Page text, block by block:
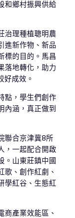
和鄉村振興供給
治理種植聰明農
進新作物、新品
標的目的。馬昌
落地轉化，助力
好成效。
點，學生們創作
內涵，真正做到
聯合京津冀8所
，一起配合開啟
。山東莊鎮中國
歌、創作紅劇、
學紅谷、生態紅
產業效能區、